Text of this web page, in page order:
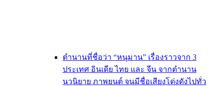
ตำนานที่ชื่อว่า “หนุมาน” เรื่องราวจาก 3
ประเทศ อินเดีย ไทย และ จีน จากตำนาน
นวนิยาย ภาพยนต์ จนมีชื่อเสียงโด่งดังไปทั่ว